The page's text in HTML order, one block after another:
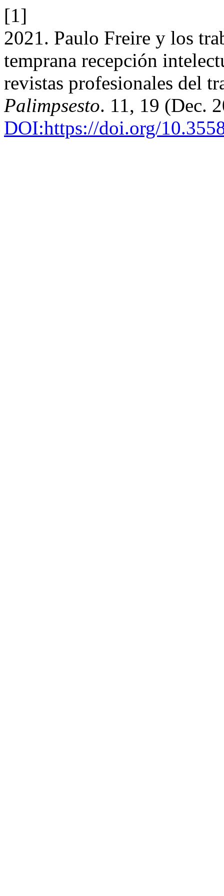
[1]
2021. Paulo Freire y los
temprana recepción
revistas profesionales del
Palimpsesto. 11, 19 (Dec.
DOI:https://doi.org/